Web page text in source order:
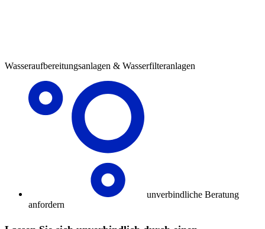
Wasseraufbereitungsanlagen & Wasserfilteranlagen
unverbindliche Beratung
anfordern